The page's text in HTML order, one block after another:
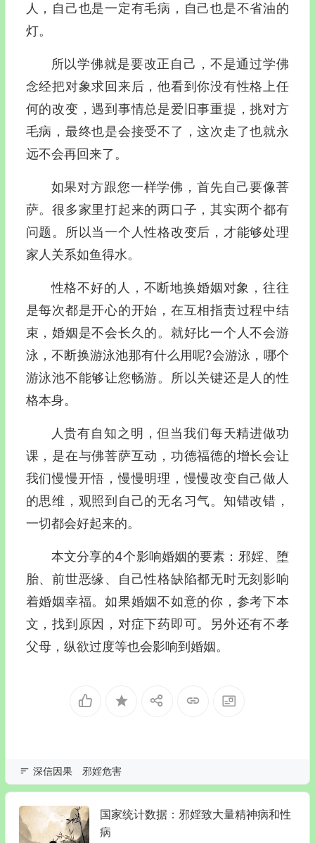
人，自己也是一定有毛病，自己也是不省油的
灯。
所以学佛就是要改正自己，不是通过学佛
念经把对象求回来后，他看到你没有性格上任
何的改变，遇到事情总是爱旧事重提，挑对方
毛病，最终也是会接受不了，这次走了也就永
远不会再回来了。
如果对方跟您一样学佛，首先自己要像菩
萨。很多家里打起来的两口子，其实两个都有
问题。所以当一个人性格改变后，才能够处理
家人关系如鱼得水。
性格不好的人，不断地换婚姻对象，往往
是每次都是开心的开始，在互相指责过程中结
束，婚姻是不会长久的。就好比一个人不会游
泳，不断换游泳池那有什么用呢?会游泳，哪个
游泳池不能够让您畅游。所以关键还是人的性
格本身。
人贵有自知之明，但当我们每天精进做功
课，是在与佛菩萨互动，功德福德的增长会让
我们慢慢开悟，慢慢明理，慢慢改变自己做人
的思维，观照到自己的无名习气。知错改错，
一切都会好起来的。
本文分享的4个影响婚姻的要素：邪婬、堕
胎、前世恶缘、自己性格缺陷都无时无刻影响
着婚姻幸福。如果婚姻不如意的你，参考下本
文，找到原因，对症下药即可。另外还有不孝
父母，纵欲过度等也会影响到婚姻。
深信因果 邪婬危害
国家统计数据：邪婬致大量精神病和性
病